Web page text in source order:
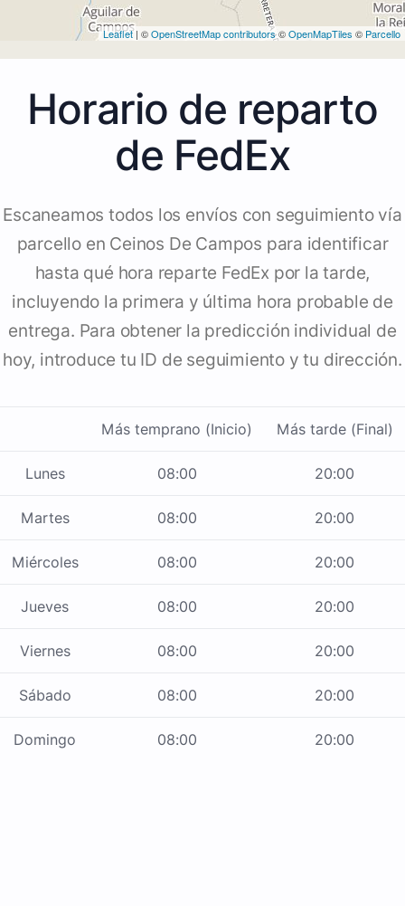
Leaflet| ©OpenStreetMap contributors©OpenMapTiles © Parcello
Horario de reparto
de FedEx
Escaneamos todos los envíos con seguimiento vía
parcello en Ceinos De Campos para identificar
hasta qué hora reparte FedEx por la tarde,
incluyendo la primera y última hora probable de
entrega. Para obtener la predicción individual de
hoy, introduce tu ID de seguimiento y tu dirección.
Más temprano (Inicio) Más tarde (Final)
Lunes 08:00 20:00
Martes 08:00 20:00
Miércoles 08:00 20:00
Jueves 08:00 20:00
Viernes 08:00 20:00
Sábado 08:00 20:00
Domingo 08:00 20:00